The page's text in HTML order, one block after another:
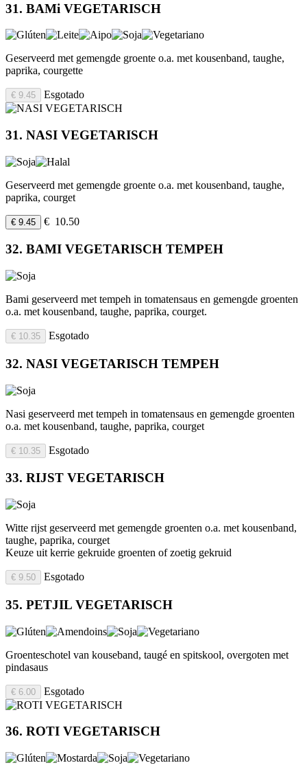
31. BAMi VEGETARISCH
Geserveerd met gemengde groente o.a. met kousenband, taughe,
paprika, courgette
€ 9.45 Esgotado
31. NASI VEGETARISCH
Geserveerd met gemengde groente o.a. met kousenband, taughe,
paprika, courget
€ 9.45 € 10.50
32. BAMI VEGETARISCH TEMPEH
Bami geserveerd met tempeh in tomatensaus en gemengde groenten
o.a. met kousenband, taughe, paprika, courget.
€ 10.35 Esgotado
32. NASI VEGETARISCH TEMPEH
Nasi geserveerd met tempeh in tomatensaus en gemengde groenten
o.a. met kousenband, taughe, paprika, courget
€ 10.35 Esgotado
33. RIJST VEGETARISCH
Witte rijst geserveerd met gemengde groenten o.a. met kousenband,
taughe, paprika, courget
Keuze uit kerrie gekruide groenten of zoetig gekruid
€ 9.50 Esgotado
35. PETJIL VEGETARISCH
Groenteschotel van kouseband, taugé en spitskool, overgoten met
pindasaus
€ 6.00 Esgotado
36. ROTI VEGETARISCH